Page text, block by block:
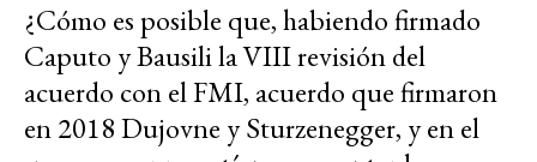
¿Cómo es posible que, habiendo firmado
Caputo y Bausili la VIII revisión del
acuerdo con el FMI, acuerdo que firmaron
en 2018 Dujovne y Sturzenegger, y en el